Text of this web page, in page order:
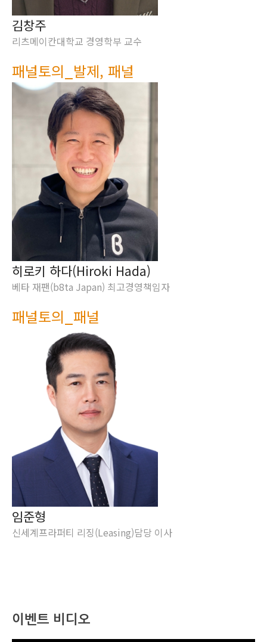
김창주
리츠메이칸대학교 경영학부 교수
패널토의_발제, 패널
히로키 하다(Hiroki Hada)
베타 재팬(b8ta Japan) 최고경영책임자
패널토의_패널
임준형
신세계프라퍼티 리징(Leasing)담당 이사
이벤트 비디오